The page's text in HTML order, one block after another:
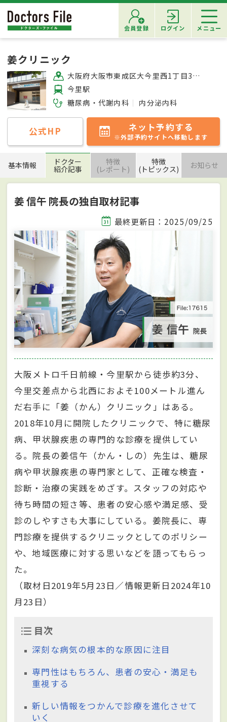
会員登録 ログイン メニュー
姜クリニック
大阪府大阪市東成区大今里西1丁目30-18
今里駅
糖尿病・代謝内科
内分泌内科
公式HP ネット予約する
※外部予約サイトへ移動します
基本情報 ドクター
紹介記事
特徴
(レポート)
特徴
(トピックス) お知らせ
姜 信午 院長の独自取材記事
最終更新日：2025/09/25
大阪メトロ千日前線・今里駅から徒歩約3分、
今里交差点から北西におよそ100メートル進ん
だ右手に「姜（かん）クリニック」はある。
2018年10月に開院したクリニックで、特に糖尿
病、甲状腺疾患の専門的な診療を提供してい
る。院長の姜信午（かん・しの）先生は、糖尿
病や甲状腺疾患の専門家として、正確な検査・
診断・治療の実践をめざす。スタッフの対応や
待ち時間の短さ等、患者の安心感や満足感、受
診のしやすさも大事にしている。姜院長に、専
門診療を提供するクリニックとしてのポリシー
や、地域医療に対する思いなどを語ってもらっ
た。
（取材日2019年5月23日／情報更新日2024年10
月23日）
目次
深刻な病気の根本的な原因に注目
専門性はもちろん、患者の安心・満足も
重視する
新しい情報をつかんで診療を進化させて
いく